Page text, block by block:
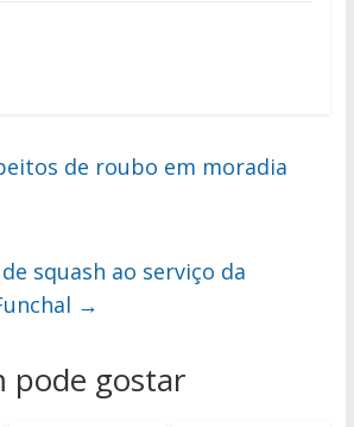
de roubo em moradia
squash ao serviço da
→
pode gostar